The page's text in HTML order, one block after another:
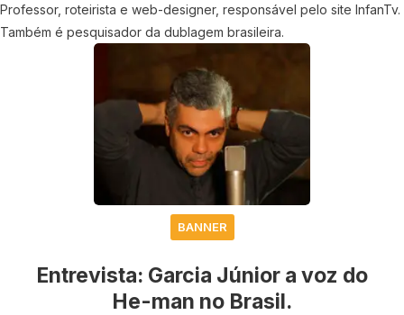
Professor, roteirista e web-designer, responsável pelo site InfanTv.
Também é pesquisador da dublagem brasileira.
BANNER
Entrevista: Garcia Júnior a voz do
He-man no Brasil.